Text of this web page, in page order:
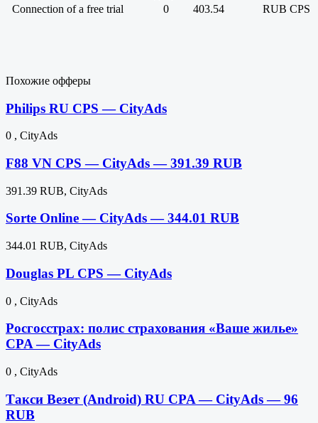
Connection of a free trial
0 403.54 RUB CPS
Похожие офферы
Philips RU CPS — CityAds
0 , CityAds
F88 VN CPS — CityAds — 391.39 RUB
391.39 RUB, CityAds
Sorte Online — CityAds — 344.01 RUB
344.01 RUB, CityAds
Douglas PL CPS — CityAds
0 , CityAds
Росгосстрах: полис страхования «Ваше жилье»
CPA — CityAds
0 , CityAds
Такси Везет (Android) RU CPA — CityAds — 96
RUB